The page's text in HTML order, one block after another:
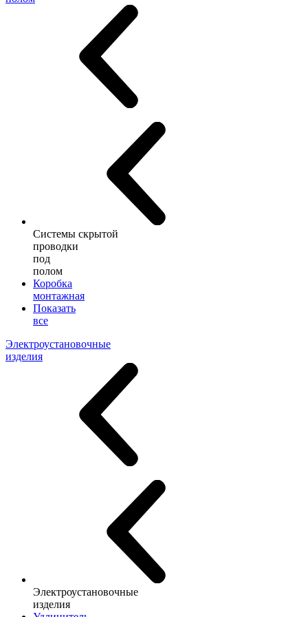
Системы скрытой
проводки
под
полом
Коробка
монтажная
Показать
все
Электроустановочные
изделия
Электроустановочные
изделия